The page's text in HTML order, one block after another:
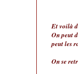
Et voilà
On peut
peut les
On se